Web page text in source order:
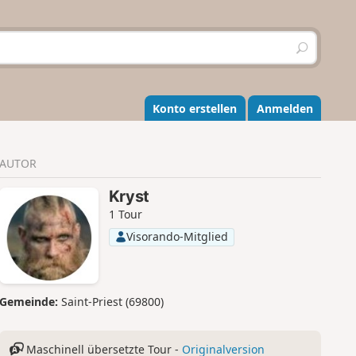
S
u
h
e
n
Konto erstellen Anmelden
AUTOR
Kryst
1 Tour
Visorando-Mitglied
Gemeinde: Saint-Priest (69800)
Maschinell übersetzte Tour - Originalversion